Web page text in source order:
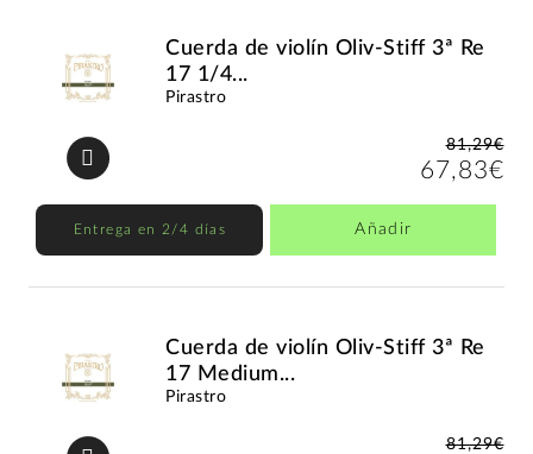
Cuerda de violín Oliv-Stiff 3ª Re
17 1/4...
Pirastro
81,29€
67,83€
Entrega en 2/4 días Añadir
Cuerda de violín Oliv-Stiff 3ª Re
17 Medium...
Pirastro
81,29€